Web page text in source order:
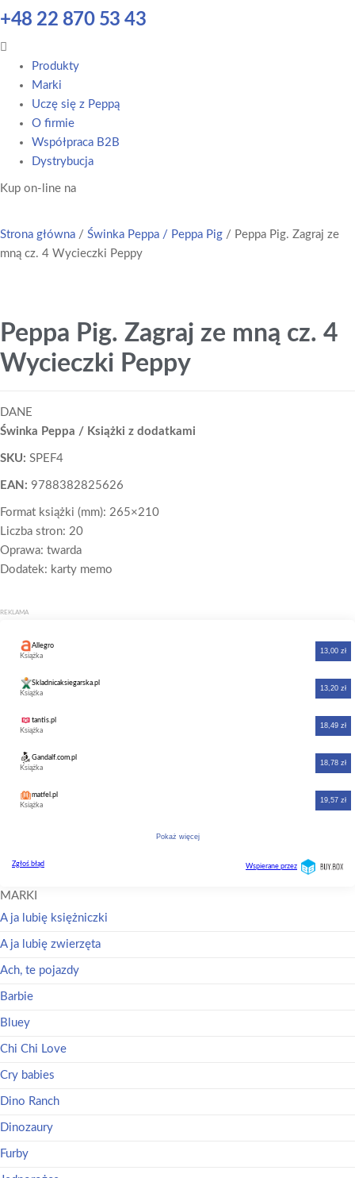
+48 22 870 53 43
Main
Menu
Produkty
Marki
Uczę się z Peppą
O firmie
Współpraca B2B
Dystrybucja
Kup on-line na
Strona główna / Świnka Peppa / Peppa Pig / Peppa Pig. Zagraj ze
mną cz. 4 Wycieczki Peppy
Peppa Pig. Zagraj ze mną cz. 4
Wycieczki Peppy
DANE
Świnka Peppa / Książki z dodatkami
SKU: SPEF4
EAN: 9788382825626
Format książki (mm): 265×210
Liczba stron: 20
Oprawa: twarda
Dodatek: karty memo
MARKI
A ja lubię księżniczki
A ja lubię zwierzęta
Ach, te pojazdy
Barbie
Bluey
Chi Chi Love
Cry babies
Dino Ranch
Dinozaury
Furby